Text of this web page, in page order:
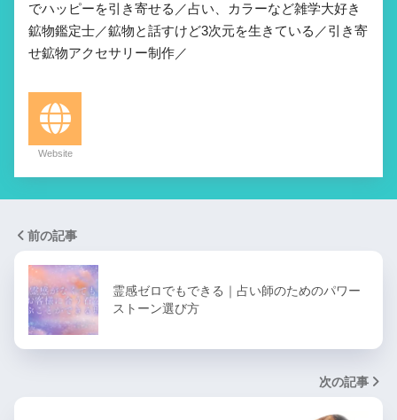
でハッピーを引き寄せる／占い、カラーなど雑学大好き
鉱物鑑定士／鉱物と話すけど3次元を生きている／引き寄
せ鉱物アクセサリー制作／
Website
前の記事
霊感ゼロでもできる｜占い師のためのパワー
ストーン選び方
次の記事